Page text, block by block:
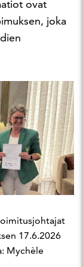
ovat
joka
17.6.2026
Mychèle